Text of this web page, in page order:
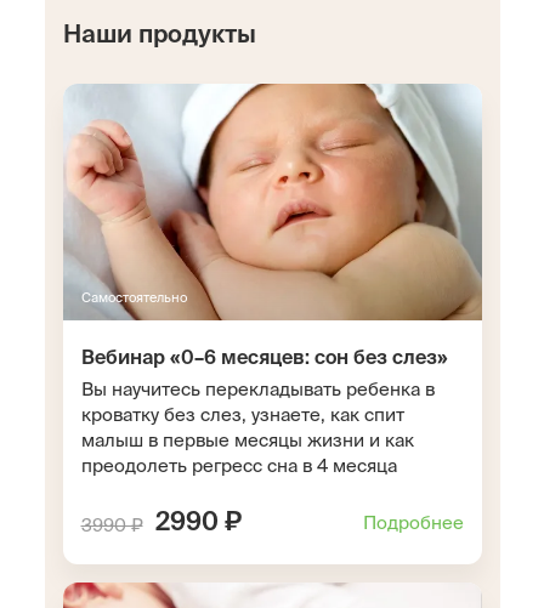
Наши продукты
Самостоятельно
Вебинар «0–6 месяцев: сон без слез»
Вы научитесь перекладывать ребенка в
кроватку без слез, узнаете, как спит
малыш в первые месяцы жизни и как
преодолеть регресс сна в 4 месяца
3990 ₽ 2990 ₽ Подробнее